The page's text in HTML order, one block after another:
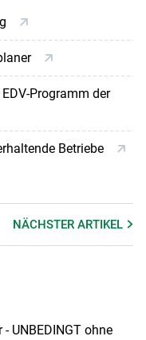
Programm der
Betriebe
NÄCHSTERARTIKEL
UNBEDINGT ohne